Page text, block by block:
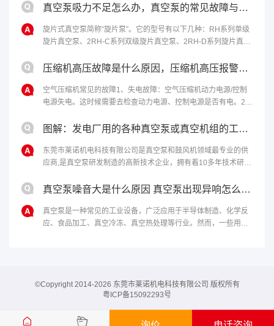
排气的目的。干式真空泵的优点包括......
真空泵吸力不足怎么办，真空泵的常见故障与修理
旋片式真空泵简称“旋片泵”。它的型号有以下几种：RH系列单级
旋片真空泵、2RH-C系列双级旋片真空泵、2RH-D系列旋片真空
含氧过高、爆炸性、腐......
压缩机高压故障是什么原因，压缩机高压报警原因和解决办法
空气压缩机常见的故障1、失电故障：空气压缩机动力电源/控制
电源失电。这时候需要去检查动力电源、控制电源是否有电。2、
够充分，电机本身或轴承有问题......
图解：发电厂用的各种真空泵或真空机组的工作原理
东莞市莱诺机电科技有限公司是真空泵和鼓风机领域最专业的供
应商,是真空泵研发制造的高新技术企业，拥有着10多年技术研发
112-722。...
真空泵噪音大是什么原因 真空泵出现异响怎么处理
真空泵是一种常见的工业设备，广泛应用于半导体制造、化学反
应、食品加工、真空冷冻、真空热处理等行业。然而，一些用户
©Copyright 2014-2026 东莞市莱诺机电科技有限公司 版权所有
粤ICP备15092293号